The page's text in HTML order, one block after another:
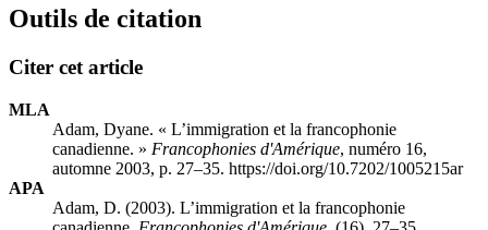
Outils de citation
Citer cet article
MLA
Adam, Dyane. « L’immigration et la francophonie
canadienne. » Francophonies d'Amérique, numéro 16,
automne 2003, p. 27–35. https://doi.org/10.7202/1005215ar
APA
Adam, D. (2003). L’immigration et la francophonie